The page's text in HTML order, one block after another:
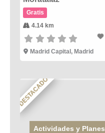
Gratis
4.14 km
Madrid Capital , Madrid
DESTACADO
Actividades y Planes